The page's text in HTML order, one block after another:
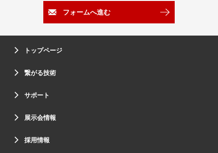
フォームへ進む
トップページ
繋がる技術
サポート
展示会情報
採用情報